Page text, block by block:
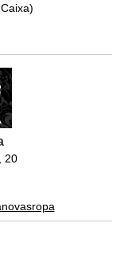
20